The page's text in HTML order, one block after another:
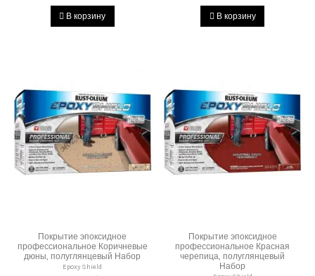
В корзину В корзину
Покрытие эпоксидное
профессиональное Коричневые
дюны, полуглянцевый Набор
Epoxy Shield
Покрытие эпоксидное
профессиональное Красная
черепица, полуглянцевый
Набор